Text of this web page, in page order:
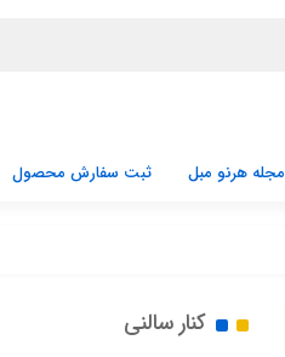
مجله هرنو مبل ثبت سفارش محصول
کنار سالنی